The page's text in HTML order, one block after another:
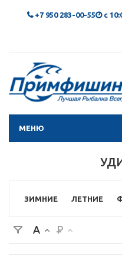
+7 950 283-00-55 с
МЕНЮ
ЗИМНИЕ ЛЕТНИЕ